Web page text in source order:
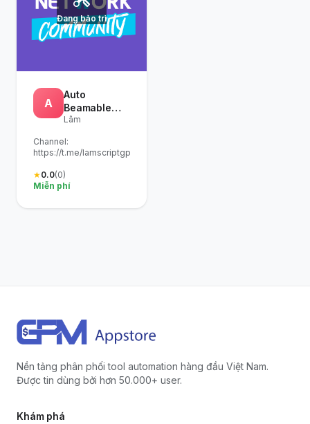
Đang bảo trì
A
Auto
Beamable
Airdrop -
Lâm
Channel:
https://t.me/lamscriptgpm
★0.0(0)
Miễn phí
Nền tảng phân phối tool automation hàng đầu Việt Nam.
Được tin dùng bởi hơn 50.000+ user.
Khám phá